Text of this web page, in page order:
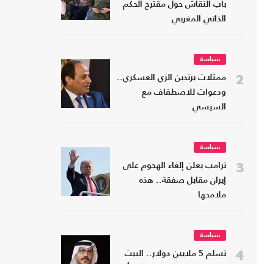
باب النقاش حول مقترح الحكم
الذاتي المغربي
2
سياسة
ممثلات يرتدين الزي العسكري..
ودعوات للاصطفاف مع
السيسي
3
سياسة
ترامب يعلن إلغاء الهجوم على
إيران مقابل صفقة.. هذه
ملامحها
4
سياسة
تسلم 5 ملايين دولار.. البيت